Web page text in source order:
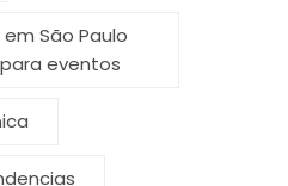
São Paulo
eventos